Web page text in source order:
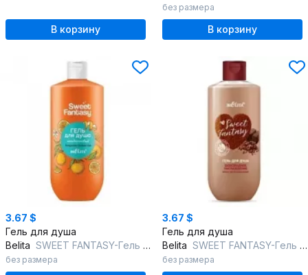
В корзину
без размера
В корзину
3.67 $
Гель для душа
Belita SWEET FANTASY-Гель для душа "Мандариновый"
без размера
3.67 $
Гель для душа
Belita SWEET FANTASY-Гель для душа "Шоколадное наслаждение"
без размера